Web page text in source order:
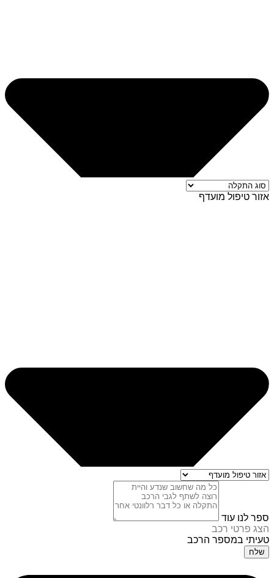
אזור טיפול מועדף
ספר לנו עוד
הצג פרטי רכב
טעיתי במספר הרכב
שלח